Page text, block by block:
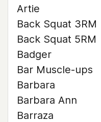
Artie
Back Squat 3RM
Back Squat 5RM
Badger
Bar Muscle-ups
Barbara
Barbara Ann
Barraza